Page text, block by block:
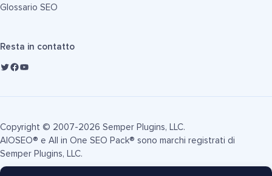
Glossario SEO
Resta in contatto
Copyright © 2007-2026 Semper Plugins, LLC.
AIOSEO® e All in One SEO Pack® sono marchi registrati di
Semper Plugins, LLC.